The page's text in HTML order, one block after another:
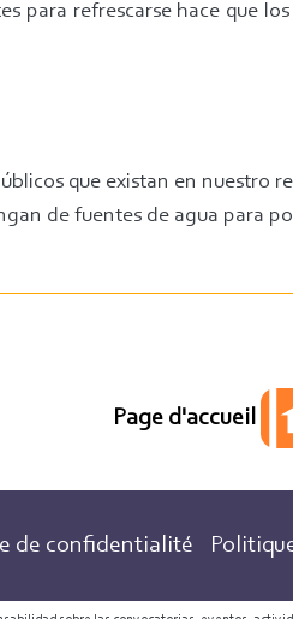
para refrescarse hace que
que existan en nuestro
de fuentes de agua para
Page d'accueil
de confidentialité